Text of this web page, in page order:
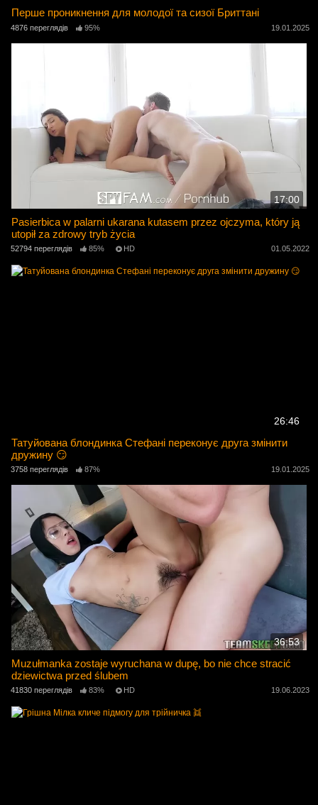
Перше проникнення для молодої та сизої Бриттані
4876 переглядів 95% 19.01.2025
17:00
Pasierbica w palarni ukarana kutasem przez ojczyma, który ją
utopił za zdrowy tryb życia
52794 переглядів 85% HD 01.05.2022
26:46
Татуйована блондинка Стефані переконує друга змінити
дружину 😏
3758 переглядів 87% 19.01.2025
36:53
Muzułmanka zostaje wyruchana w dupę, bo nie chce stracić
dziewictwa przed ślubem
41830 переглядів 83% HD 19.06.2023